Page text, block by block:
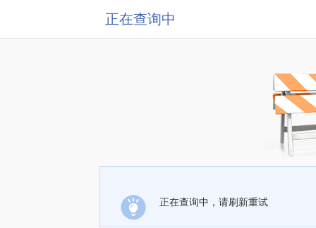
正在查询中
正在查询中，请刷新重试